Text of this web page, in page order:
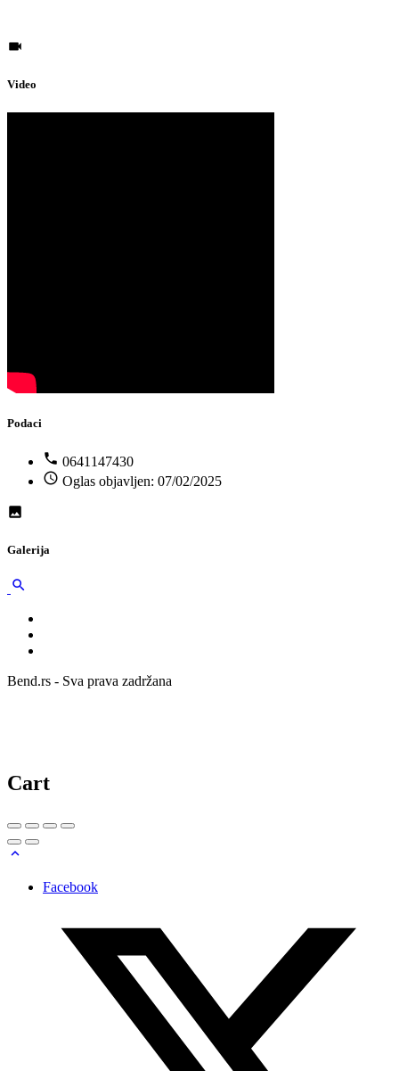
Video
Podaci
0641147430
Oglas objavljen: 07/02/2025
Galerija
Bend.rs - Sva prava zadržana
Cart
Facebook